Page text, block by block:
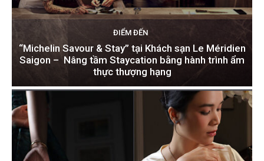
ĐIỂM ĐẾN
“Michelin Savour & Stay” tại Khách sạn Le Méridien
Saigon – Nâng tầm Staycation bằng hành trình ẩm
thực thượng hạng